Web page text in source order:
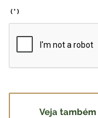
(*)
Veja